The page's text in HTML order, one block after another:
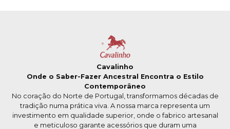
Cavalinho
Onde o Saber-Fazer Ancestral Encontra o Estilo
Contemporâneo
No coração do Norte de Portugal, transformamos décadas de
tradição numa prática viva. A nossa marca representa um
investimento em qualidade superior, onde o fabrico artesanal
e meticuloso garante acessórios que duram uma